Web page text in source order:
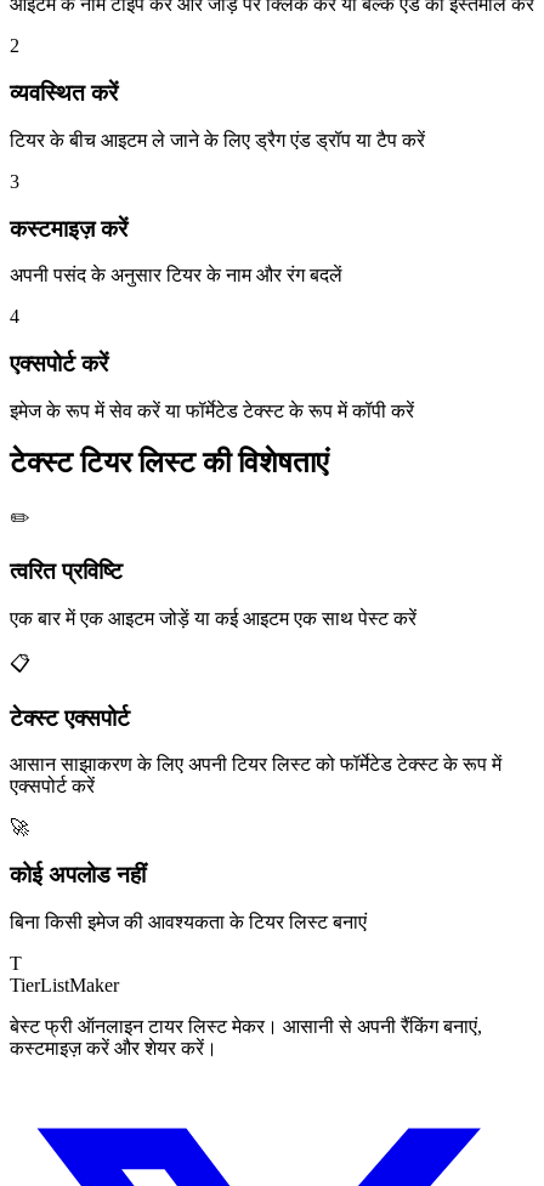
आइटम के नाम टाइप करें और जोड़ें पर क्लिक करें या बल्क एड का इस्तेमाल करें
2
व्यवस्थित करें
टियर के बीच आइटम ले जाने के लिए ड्रैग एंड ड्रॉप या टैप करें
3
कस्टमाइज़ करें
अपनी पसंद के अनुसार टियर के नाम और रंग बदलें
4
एक्सपोर्ट करें
इमेज के रूप में सेव करें या फॉर्मेटेड टेक्स्ट के रूप में कॉपी करें
टेक्स्ट टियर लिस्ट की विशेषताएं
✏️
त्वरित प्रविष्टि
एक बार में एक आइटम जोड़ें या कई आइटम एक साथ पेस्ट करें
📋
टेक्स्ट एक्सपोर्ट
आसान साझाकरण के लिए अपनी टियर लिस्ट को फॉर्मेटेड टेक्स्ट के रूप में
एक्सपोर्ट करें
🚀
कोई अपलोड नहीं
बिना किसी इमेज की आवश्यकता के टियर लिस्ट बनाएं
T
TierListMaker
बेस्ट फ्री ऑनलाइन टायर लिस्ट मेकर। आसानी से अपनी रैंकिंग बनाएं,
कस्टमाइज़ करें और शेयर करें।